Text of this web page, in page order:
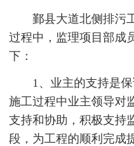
鄞县大道北侧排污
过程中，监理项目部成
下：
1、业主的支持是
施工过程中业主领导对
支持和协助，积极支持
段，为工程的顺利完成